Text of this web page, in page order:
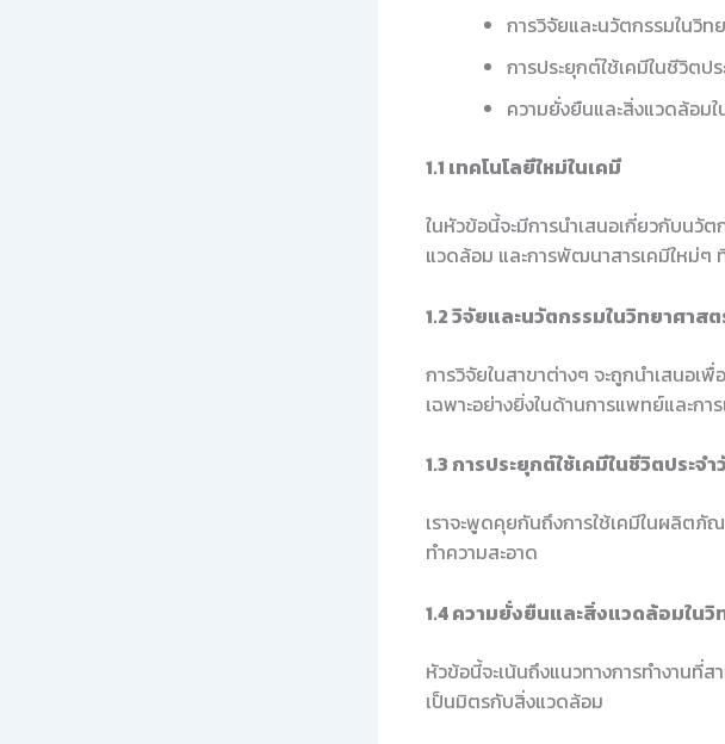
การวิจัยและนวัตกรรมในวิท
การประยุกต์ใช้เคมีในชีวิตปร
ความยั่งยืนและสิ่งแวดล้อม
1.1 เทคโนโลยีใหม่ในเคมี
ในหัวข้อนี้จะมีการนำเสนอเกี่ยวกับนวั
แวดล้อม และการพัฒนาสารเคมีใหม่
1.2 วิจัยและนวัตกรรมในวิทยาศาส
การวิจัยในสาขาต่างๆ จะถูกนำเสนอเ
เฉพาะอย่างยิ่งในด้านการแพทย์และกา
1.3 การประยุกต์ใช้เคมีในชีวิตประจำ
เราจะพูดคุยกันถึงการใช้เคมีในผลิตภั
ทำความสะอาด
1.4 ความยั่งยืนและสิ่งแวดล้อมในวิ
หัวข้อนี้จะเน้นถึงแนวทางการทำงานที่
เป็นมิตรกับสิ่งแวดล้อม